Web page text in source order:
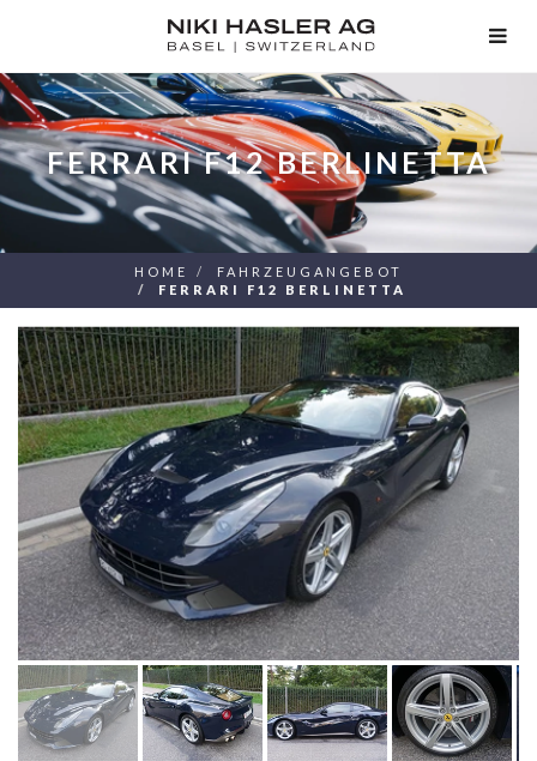
FERRARI F12 BERLINETTA
HOME
FAHRZEUGANGEBOT
FERRARI F12 BERLINETTA